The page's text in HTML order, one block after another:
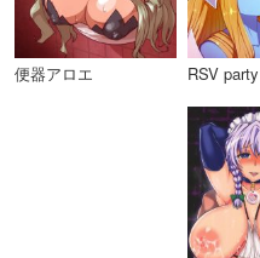
便器アロエ RSV